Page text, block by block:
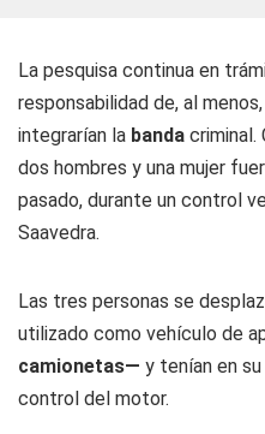
La pesquisa continua en
responsabilidad de, al
integrarían la banda criminal.
dos hombres y una mujer
pasado, durante un control
Saavedra.
Las tres personas se
utilizado como vehículo de
camionetas— y tenían en
control del motor.